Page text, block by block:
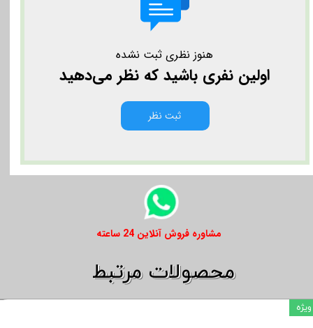
هنوز نظری ثبت نشده
اولین نفری باشید که نظر می‌دهید
ثبت نظر
​​مشاوره فروش آنلاین 24 ساعته
​​محصولات مرتبط